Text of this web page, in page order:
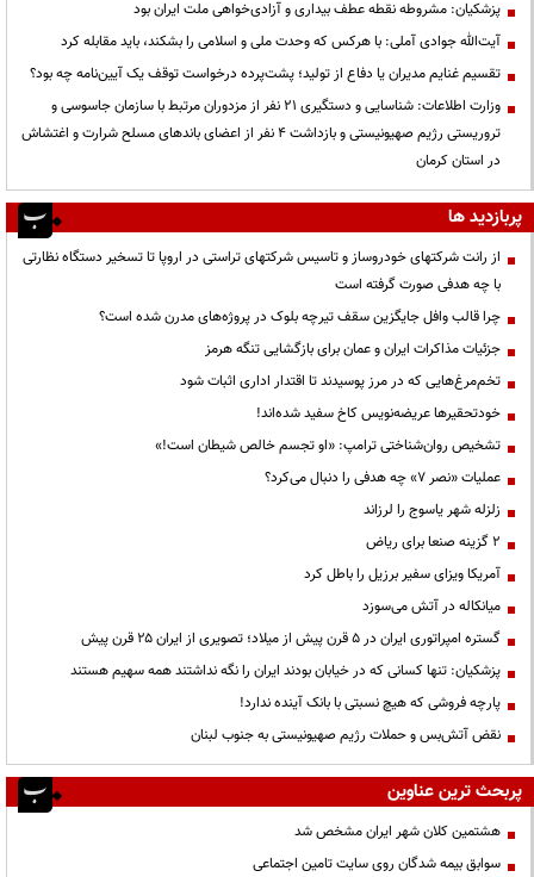
پزشکیان: مشروطه نقطه عطف بیداری و آزادی‌خواهی ملت ایران بود
آیت‌الله جوادی آملی: با هرکس که وحدت ملی و اسلامی را بشکند، باید مقابله کرد
تقسیم غنایم مدیران یا دفاع از تولید؛ پشت‌پرده درخواست توقف یک آیین‌نامه چه بود؟
وزارت اطلاعات: شناسایی و دستگیری ۲۱ نفر از مزدوران مرتبط با سازمان جاسوسی و
تروریستی رژیم صهیونیستی و بازداشت ۴ نفر از اعضای باندهای مسلح شرارت و اغتشاش
در استان کرمان
پربازدید ها
از رانت‌ شرکتهای خودروساز و تاسیس شرکتهای تراستی در اروپا تا تسخیر دستگاه نظارتی
با چه هدفی صورت گرفته است
چرا قالب وافل جایگزین سقف تیرچه بلوک در پروژه‌های مدرن شده است؟
جزئیات مذاکرات ایران و عمان برای بازگشایی تنگه هرمز
تخم‌مرغ‌هایی که در مرز پوسیدند تا اقتدار اداری اثبات شود
خودتحقیرها عریضه‌نویس کاخ سفید شده‌اند!
تشخیص روان‌شناختی ترامپ: «او تجسم خالص شیطان است!»
عملیات «نصر ۷» چه هدفی را دنبال می‌کرد؟
زلزله شهر یاسوج را لرزاند
۲ گزینه صنعا برای ریاض
آمریکا ویزای سفیر برزیل را باطل کرد
میانکاله در آتش می‌سوزد
گستره امپراتوری ایران در ۵ قرن پیش از میلاد؛ تصویری از ایران ۲۵ قرن پیش
پزشکیان: تنها کسانی که در خیابان بودند ایران را نگه نداشتند همه سهیم هستند
پارچه فروشی که هیچ نسبتی با بانک آینده ندارد!
نقض آتش‌بس و حملات رژیم صهیونیستی به جنوب لبنان
پربحث ترین عناوین
هشتمین کلان شهر ایران مشخص شد
سوابق بیمه شدگان روی سایت تامین اجتماعی